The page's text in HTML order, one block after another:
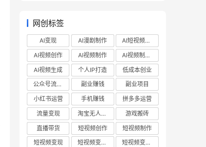
网创标签
AI变现 AI漫剧制作
AI短视频制作
AI视频创作
AI视频制作
AI视频制作教程
AI视频生成
个人IP打造
低成本创业
公众号流量主
副业赚钱
副业项目
小红书运营
手机赚钱
拼多多运营
流量变现
淘宝无人直播
游戏搬砖
直播带货
短视频创作
短视频制作
短视频变现
短视频变现技巧
短视频变现方法